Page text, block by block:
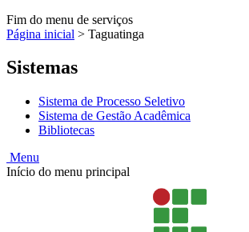
Fim do menu de serviços
Página inicial > Taguatinga
Sistemas
Sistema de Processo Seletivo
Sistema de Gestão Acadêmica
Bibliotecas
Menu
Início do menu principal